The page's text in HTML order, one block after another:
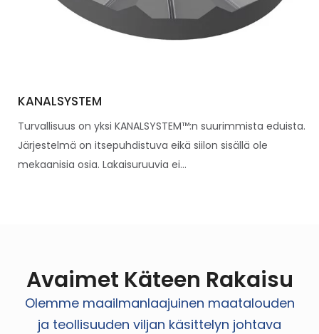
KANALSYSTEM
Turvallisuus on yksi KANALSYSTEM™:n suurimmista eduista.
Järjestelmä on itsepuhdistuva eikä siilon sisällä ole
mekaanisia osia. Lakaisuruuvia ei...
Avaimet Käteen Rakaisu
Olemme maailmanlaajuinen maatalouden
ja teollisuuden viljan käsittelyn johtava